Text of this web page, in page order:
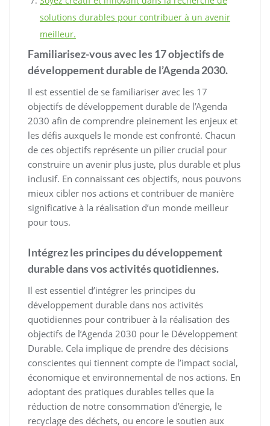
solutions durables pour contribuer à un avenir
meilleur.
Familiarisez-vous avec les 17 objectifs de
développement durable de l’Agenda 2030.
Il est essentiel de se familiariser avec les 17
objectifs de développement durable de l’Agenda
2030 afin de comprendre pleinement les enjeux et
les défis auxquels le monde est confronté. Chacun
de ces objectifs représente un pilier crucial pour
construire un avenir plus juste, plus durable et plus
inclusif. En connaissant ces objectifs, nous pouvons
mieux cibler nos actions et contribuer de manière
significative à la réalisation d’un monde meilleur
pour tous.
Intégrez les principes du développement
durable dans vos activités quotidiennes.
Il est essentiel d’intégrer les principes du
développement durable dans nos activités
quotidiennes pour contribuer à la réalisation des
objectifs de l’Agenda 2030 pour le Développement
Durable. Cela implique de prendre des décisions
conscientes qui tiennent compte de l’impact social,
économique et environnemental de nos actions. En
adoptant des pratiques durables telles que la
réduction de notre consommation d’énergie, le
recyclage des déchets, ou encore le soutien aux